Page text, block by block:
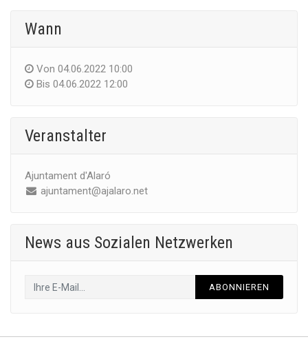
Wann
Von 04.06.2022 10:00
Bis 04.06.2022 12:00
Veranstalter
Ajuntament d'Alaró
ajuntament@ajalaro.net
News aus Sozialen Netzwerken
ABONNIEREN